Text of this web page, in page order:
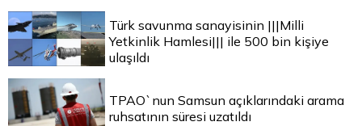
Türk savunma sanayisinin |||Milli
Yetkinlik Hamlesi||| ile 500 bin kişiye
ulaşıldı
TPAO`nun Samsun açıklarındaki arama
ruhsatının süresi uzatıldı